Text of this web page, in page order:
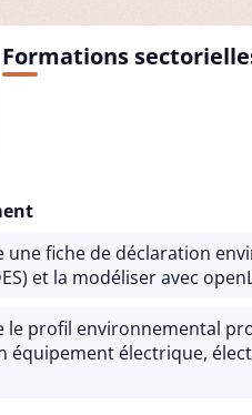
Formations
une fiche de déclaration
et la modéliser avec
le profil environnemental
équipement électrique,